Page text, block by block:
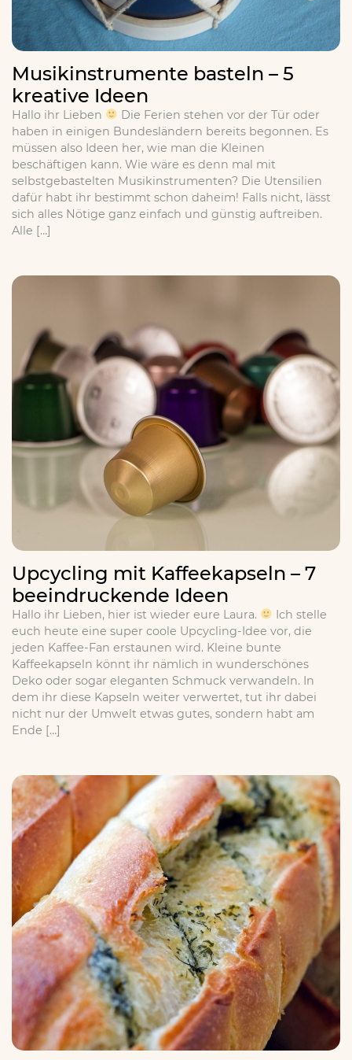
Musikinstrumente basteln – 5
kreative Ideen
Hallo ihr Lieben
Die Ferien stehen vor der Tür oder
haben in einigen Bundesländern bereits begonnen. Es
müssen also Ideen her, wie man die Kleinen
beschäftigen kann. Wie wäre es denn mal mit
selbstgebastelten Musikinstrumenten? Die Utensilien
dafür habt ihr bestimmt schon daheim! Falls nicht, lässt
sich alles Nötige ganz einfach und günstig auftreiben.
Alle […]
Upcycling mit Kaffeekapseln – 7
beeindruckende Ideen
Hallo ihr Lieben, hier ist wieder eure Laura.
Ich stelle
euch heute eine super coole Upcycling-Idee vor, die
jeden Kaffee-Fan erstaunen wird. Kleine bunte
Kaffeekapseln könnt ihr nämlich in wunderschönes
Deko oder sogar eleganten Schmuck verwandeln. In
dem ihr diese Kapseln weiter verwertet, tut ihr dabei
nicht nur der Umwelt etwas gutes, sondern habt am
Ende […]